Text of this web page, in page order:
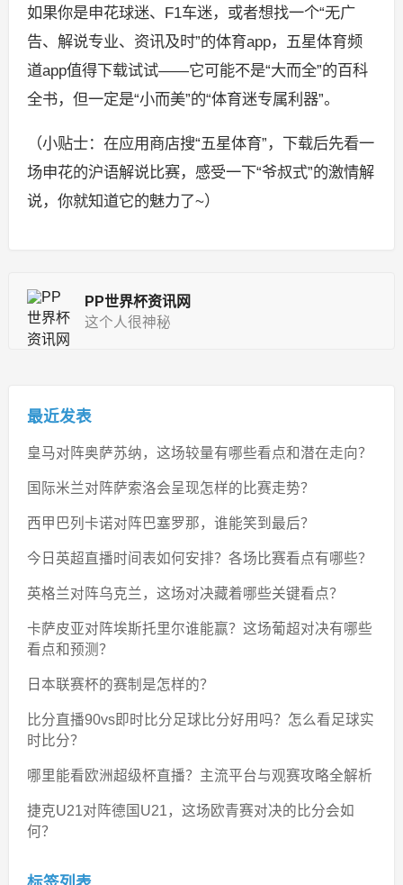
如果你是申花球迷、F1车迷，或者想找一个“无广
告、解说专业、资讯及时”的体育app，五星体育频
道app值得下载试试——它可能不是“大而全”的百科
全书，但一定是“小而美”的“体育迷专属利器”。
（小贴士：在应用商店搜“五星体育”，下载后先看一
场申花的沪语解说比赛，感受一下“爷叔式”的激情解
说，你就知道它的魅力了~）
PP世界杯资讯网
这个人很神秘
最近发表
皇马对阵奥萨苏纳，这场较量有哪些看点和潜在走向？
国际米兰对阵萨索洛会呈现怎样的比赛走势？
西甲巴列卡诺对阵巴塞罗那，谁能笑到最后？
今日英超直播时间表如何安排？各场比赛看点有哪些？
英格兰对阵乌克兰，这场对决藏着哪些关键看点？
卡萨皮亚对阵埃斯托里尔谁能赢？这场葡超对决有哪些
看点和预测？
日本联赛杯的赛制是怎样的？
比分直播90vs即时比分足球比分好用吗？怎么看足球实
时比分？
哪里能看欧洲超级杯直播？主流平台与观赛攻略全解析
捷克U21对阵德国U21，这场欧青赛对决的比分会如
何？